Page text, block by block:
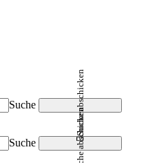
Suche
Suche abschicken
Suche
Suche abschicken